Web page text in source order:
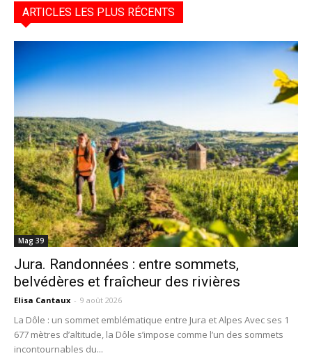
ARTICLES LES PLUS RÉCENTS
Mag 39
Jura. Randonnées : entre sommets,
belvédères et fraîcheur des rivières
Elisa Cantaux - 9 août 2026
La Dôle : un sommet emblématique entre Jura et Alpes Avec ses 1
677 mètres d’altitude, la Dôle s’impose comme l’un des sommets
incontournables du...